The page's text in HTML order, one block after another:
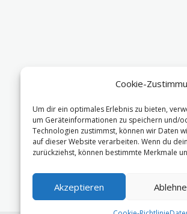
Cookie-
Um dir ein optimales Erlebnis zu bieten,
um Geräteinformationen zu speichern und/
Technologien zustimmst, können wir Daten
auf dieser Website verarbeiten. Wenn du
zurückziehst, können bestimmte Merkmale
Akzeptieren